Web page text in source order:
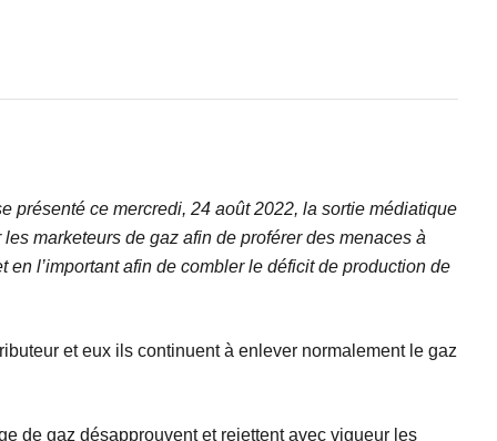
présenté ce mercredi, 24 août 2022, la sortie médiatique
marketeurs de gaz afin de proférer des menaces à
l’important afin de combler le déficit de production de
et eux ils continuent à enlever normalement le gaz
de gaz désapprouvent et rejettent avec vigueur les